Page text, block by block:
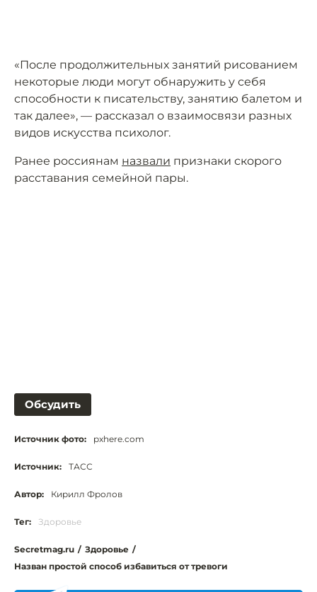
«После продолжительных занятий рисованием
некоторые люди могут обнаружить у себя
способности к писательству, занятию балетом и
так далее», — рассказал о взаимосвязи разных
видов искусства психолог.
Ранее россиянам назвали признаки скорого
расставания семейной пары.
Обсудить
Источник фото: pxhere.com
Источник: ТАСС
Автор: Кирилл Фролов
Тег: Здоровье
Secretmag.ru / Здоровье /
Назван простой способ избавиться от тревоги